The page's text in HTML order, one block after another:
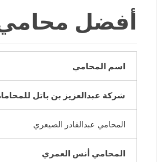
أفضل
اسم المحامي
شركة عبدالعزيز بن باتل
المحامي عبدالقادر الصيعري
المحامي أنس العمري